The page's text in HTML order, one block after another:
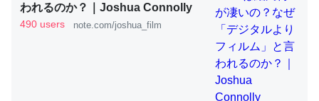
─ニュース :: 【研究発表】昆虫学の大問題＝「昆虫はなぜ海にいな
いのか」に関する新仮説
われるのか？｜Joshua Connolly
490 users note.com/joshua_film